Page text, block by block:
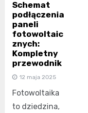
Schemat
podłączenia
paneli
fotowoltaic
znych:
Kompletny
przewodnik
12 maja 2025
Fotowoltaika
to dziedzina,